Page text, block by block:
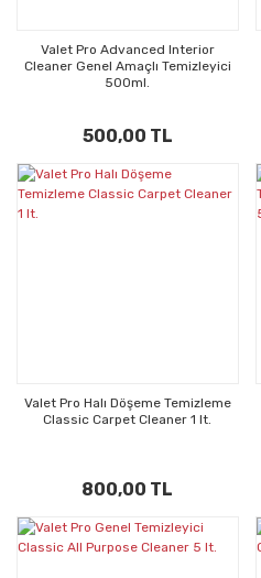
Valet Pro Advanced Interior
Cleaner Genel Amaçlı Temizleyici
500ml.
500,00 TL
Valet Pro Halı Döşeme Temizleme
Classic Carpet Cleaner 1 lt.
800,00 TL